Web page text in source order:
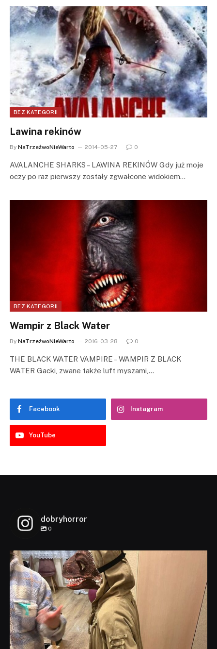
BEZ KATEGORII
Lawina rekinów
By NaTrzeźwoNieWarto 2014-05-27 0
AVALANCHE SHARKS – LAWINA REKINÓW Gdy już moje
oczy po raz pierwszy zostały zgwałcone widokiem…
BEZ KATEGORII
Wampir z Black Water
By NaTrzeźwoNieWarto 2016-03-28 0
THE BLACK WATER VAMPIRE – WAMPIR Z BLACK
WATER Gacki, zwane także luft myszami,…
Facebook Instagram
YouTube
dobryhorror
0
dobryhorror
Lis 1